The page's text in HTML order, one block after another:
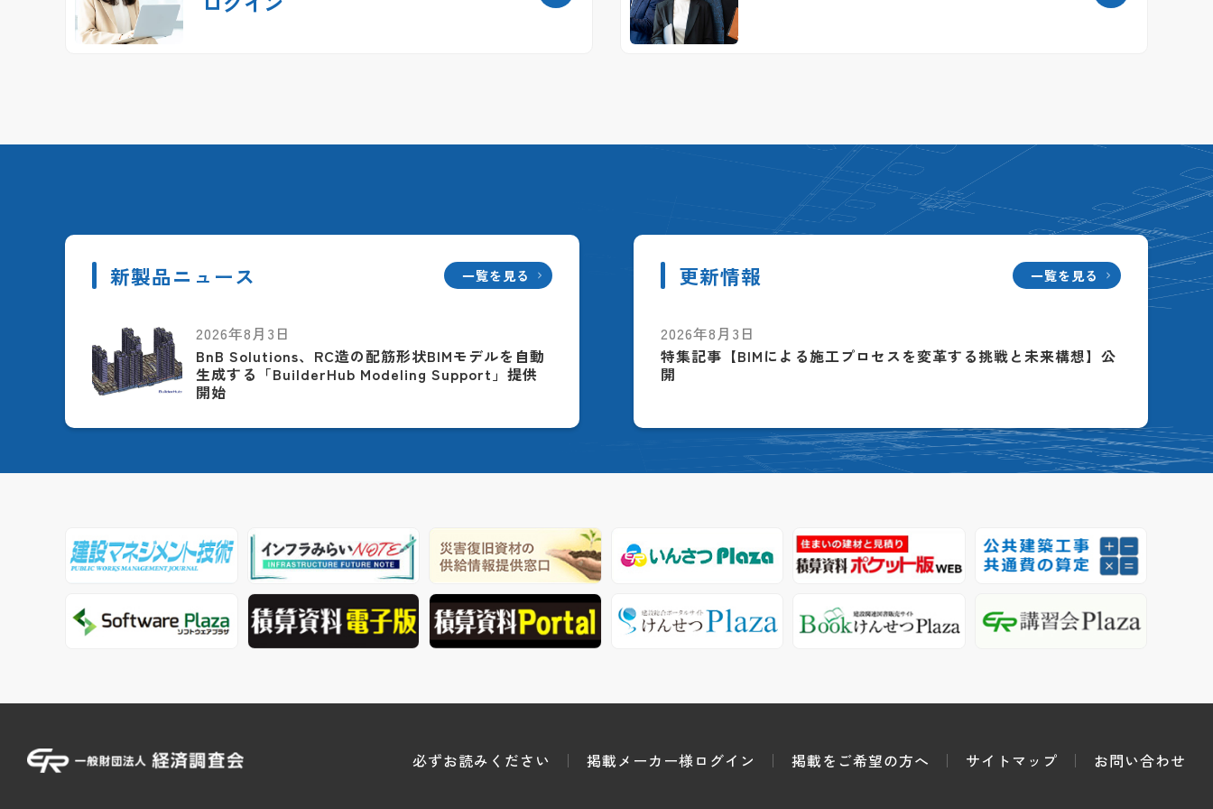
新製品ニュース 一覧を見る
2026年8月3日
BnB Solutions、RC造の配筋形状BIMモデルを自動
生成する「BuilderHub Modeling Support」提供
開始
更新情報 一覧を見る
2026年8月3日
特集記事【BIMによる施工プロセスを変革する挑戦と未来構想】公
開
必ずお読みください 掲載メーカー様ログイン 掲載をご希望の方へ サイトマップ お問い合わせ